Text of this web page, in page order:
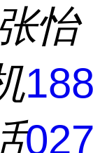
张怡